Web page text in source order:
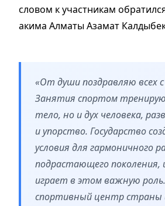
словом к участникам
акима Алматы Азамат
«От души поздравляю всех
Занятия спортом
тело, но и дух человека,
и упорство. Государство
условия для гармоничного
подрастающего поколения,
играет в этом важную
спортивный центр страны